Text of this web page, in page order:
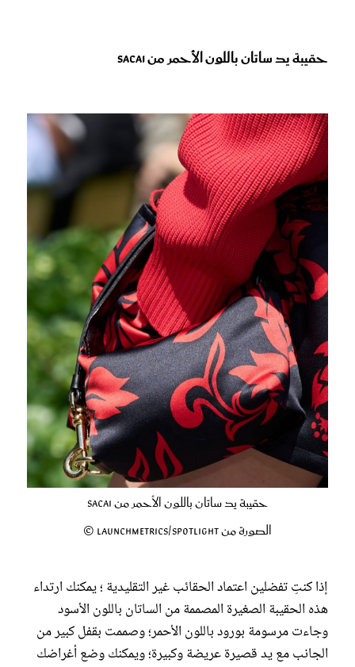
حقيبة يد ساتان باللون الأحمر من Sacai
حقيبة يد ساتان باللون الأحمر من Sacai
الصورة من Launchmetrics/Spotlight ©
إذا كنتِ تفضلين اعتماد الحقائب غير التقليدية ؛ يمكنك ارتداء
هذه الحقيبة الصغيرة المصممة من الساتان باللون الأسود
وجاءت مرسومة بورود باللون الأحمر؛ وصممت بقفل كبير من
الجانب مع يد قصيرة عريضة وكبيرة؛ ويمكنك وضع أغراضك